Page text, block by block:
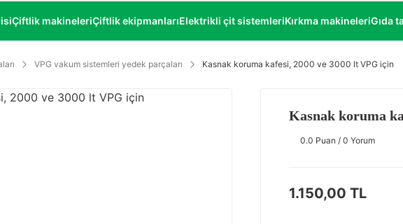
Çiftlik makineleriÇiftlik ekipmanlarıElektrikli çit sistemleriKırkma makineleriGıda
VPG vakum sistemleri yedek parçaları Kasnak koruma kafesi, 2000 ve 3000 lt VPG için
Kasnak koruma
0.0 Puan / 0 Yorum
1.150,00 TL